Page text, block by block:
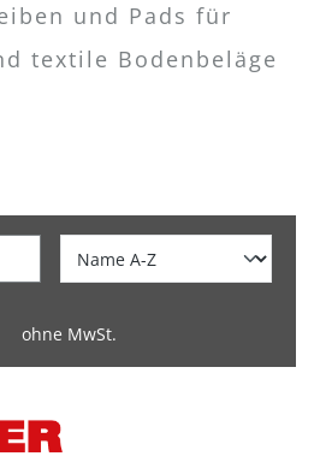
und Pads für
textile Bodenbeläge
ohne MwSt.